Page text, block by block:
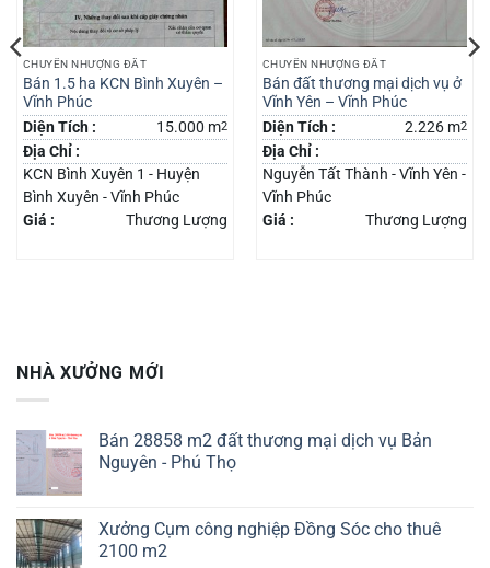
CHUYỂN NHƯỢNG ĐẤT
Bán 1.5 ha KCN Bình Xuyên –
Vĩnh Phúc
Diện Tích :
15.000 m2
Địa Chỉ :
KCN Bình Xuyên 1 - Huyện
Bình Xuyên - Vĩnh Phúc
Giá :
Thương Lượng
CHUYỂN NHƯỢNG ĐẤT
Bán đất thương mại dịch vụ ở
Vĩnh Yên – Vĩnh Phúc
Diện Tích :
2.226 m2
Địa Chỉ :
Nguyễn Tất Thành - Vĩnh Yên -
Vĩnh Phúc
Giá :
Thương Lượng
NHÀ XƯỞNG MỚI
Bán 28858 m2 đất thương mại dịch vụ Bản
Nguyên - Phú Thọ
Xưởng Cụm công nghiệp Đồng Sóc cho thuê
2100 m2